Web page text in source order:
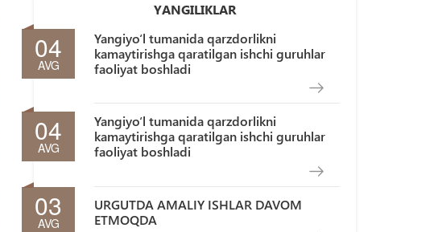
YANGILIKLAR
04
AVG
Yangiyo‘l tumanida qarzdorlikni
kamaytirishga qaratilgan ishchi guruhlar
faoliyat boshladi
04
AVG
Yangiyo‘l tumanida qarzdorlikni
kamaytirishga qaratilgan ishchi guruhlar
faoliyat boshladi
03
AVG
URGUTDA AMALIY ISHLAR DAVOM
ETMOQDA